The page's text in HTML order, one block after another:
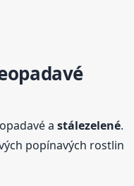
astálezelené.
popínavých rostlin